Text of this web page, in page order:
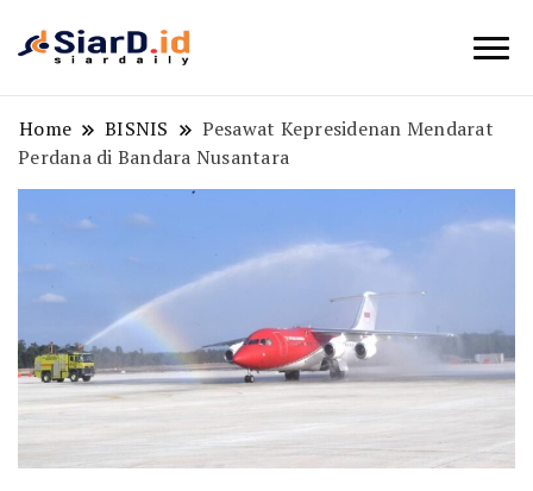
Home BISNIS
Pesawat Kepresidenan Mendarat
Perdana di Bandara Nusantara